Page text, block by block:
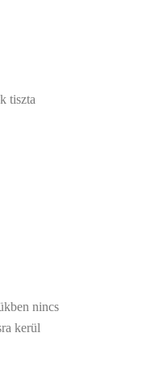
tiszta
nincs
kerül